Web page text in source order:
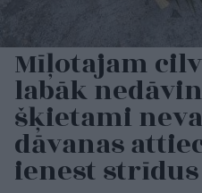
Mīļotajam
labāk
šķietami
dāvanas
ienest